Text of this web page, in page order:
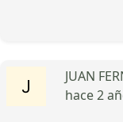
JUAN
hace 2